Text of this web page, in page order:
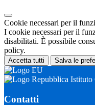
Cookie necessari per il
I cookie necessari per il
disabilitati. È possibile
policy.
Accetta tutti Salva le
Istituto
Contatti